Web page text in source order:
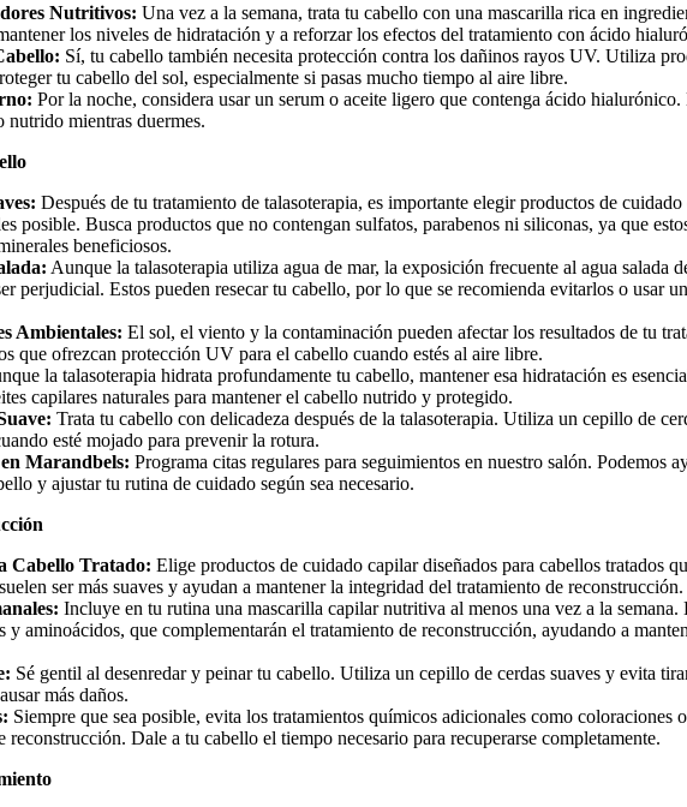
Nutritivos: Una vez a la semana, trata tu cabello con una mascarilla rica en
los niveles de hidratación y a reforzar los efectos del tratamiento con ácido
Sí, tu cabello también necesita protección contra los dañinos rayos UV. Utiliza
tu cabello del sol, especialmente si pasas mucho tiempo al aire libre.
Por la noche, considera usar un serum o aceite ligero que contenga ácido hialurónico.
nutrido mientras duermes.
Después de tu tratamiento de talasoterapia, es importante elegir productos de
posible. Busca productos que no contengan sulfatos, parabenos ni siliconas, ya que
beneficiosos.
Aunque la talasoterapia utiliza agua de mar, la exposición frecuente al agua salada
perjudicial. Estos pueden resecar tu cabello, por lo que se recomienda evitarlos o usar
Ambientales: El sol, el viento y la contaminación pueden afectar los resultados de tu
que ofrezcan protección UV para el cabello cuando estés al aire libre.
la talasoterapia hidrata profundamente tu cabello, mantener esa hidratación es
capilares naturales para mantener el cabello nutrido y protegido.
Trata tu cabello con delicadeza después de la talasoterapia. Utiliza un cepillo de
esté mojado para prevenir la rotura.
Marandbels: Programa citas regulares para seguimientos en nuestro salón. Podemos
y ajustar tu rutina de cuidado según sea necesario.
Cabello Tratado: Elige productos de cuidado capilar diseñados para cabellos tratados
ser más suaves y ayudan a mantener la integridad del tratamiento de reconstrucción.
Incluye en tu rutina una mascarilla capilar nutritiva al menos una vez a la semana.
y aminoácidos, que complementarán el tratamiento de reconstrucción, ayudando a
Sé gentil al desenredar y peinar tu cabello. Utiliza un cepillo de cerdas suaves y evita
más daños.
Siempre que sea posible, evita los tratamientos químicos adicionales como coloraciones
reconstrucción. Dale a tu cabello el tiempo necesario para recuperarse completamente.